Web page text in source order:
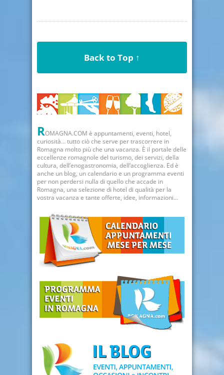
Back to Top ↑
ROMAGNA.COM è appuntamenti, eventi, hotel,
curiosità… tutto ciò che serve per trascorrere in
Romagna molto più che una vacanza. È il portale delle
eccellenze romagnole del turismo, dei servizi, della
cultura, dell’enogastronomia, dell’accoglienza. Ed è
anche un blog, un calendario e un programma eventi
per non perdersi nulla di quello che accade in
Romagna, una selezione di hotel di qualità per la
vostra vacanza e tante offerte, idee, informazioni…